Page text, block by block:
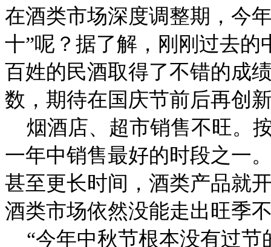
在酒类市场深度调整期，今
十”呢？据了解，刚刚过去
百姓的民酒取得了不错的成
数，期待在国庆节前后再创
烟酒店、超市销售不旺。
一年中销售最好的时段之一
甚至更长时间，酒类产品就
酒类市场依然没能走出旺季
“今年中秋节根本没有过节